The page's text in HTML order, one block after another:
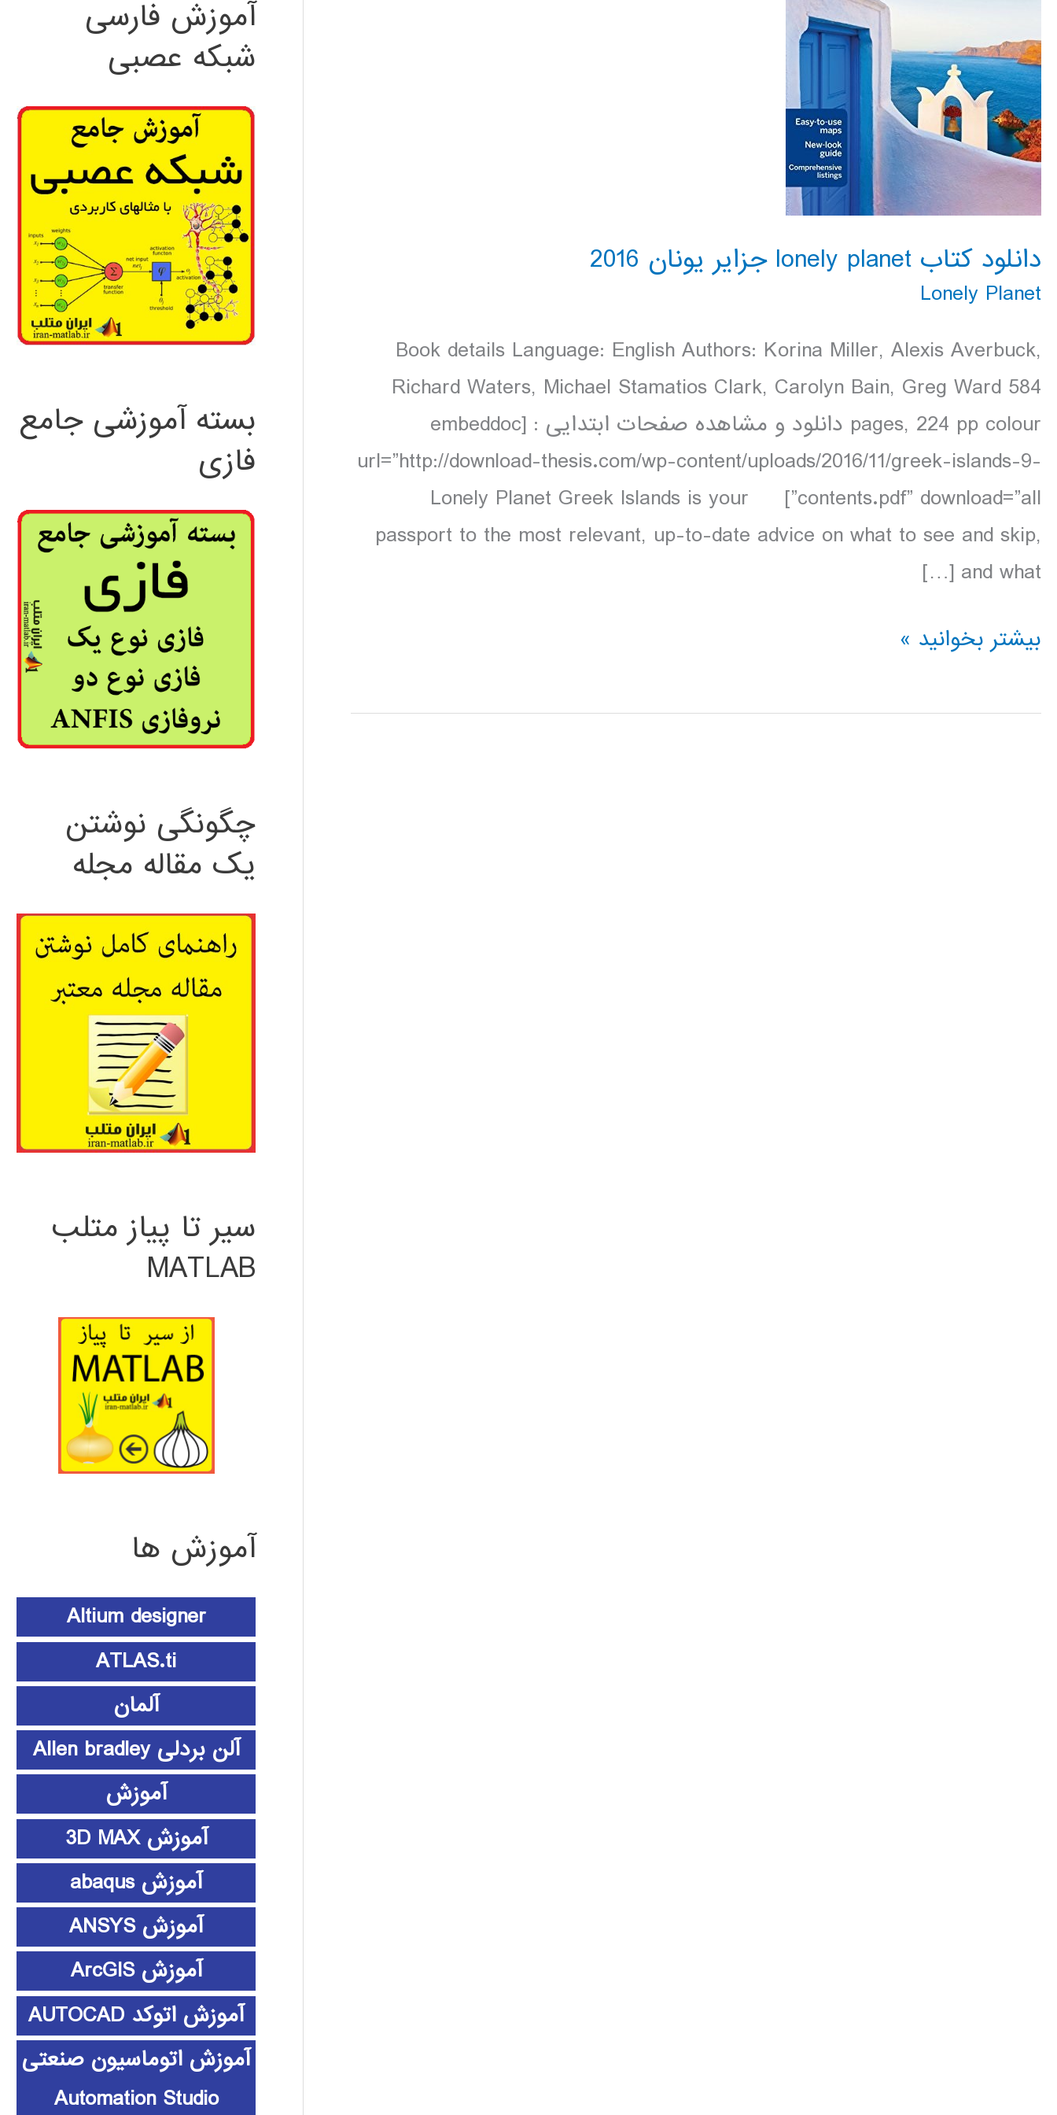
دانلود کتاب lonely planet جزایر یونان 2016
Lonely Planet
Book details Language: English Authors: Korina Miller, Alexis Averbuck,
Richard Waters, Michael Stamatios Clark, Carolyn Bain, Greg Ward 584
pages, 224 pp colour دانلود و مشاهده صفحات ابتدایی : [embeddoc
url=”http://download-thesis.com/wp-content/uploads/2016/11/greek-islands-9-
contents.pdf” download=”all”] Lonely Planet Greek Islands is your
passport to the most relevant, up-to-date advice on what to see and skip,
and what […]
دانلود
lonely
بیشتر بخوانید »
آموزش فارسی
شبکه عصبی
بسته آموزشی جامع
فازی
چگونگی نوشتن
یک مقاله مجله
سیر تا پیاز متلب
MATLAB
آموزش ها
Altium designer
ATLAS.ti
آلمان
آلن بردلی Allen bradley
آموزش
آموزش 3D MAX
آموزش abaqus
آموزش ANSYS
آموزش ArcGIS
آموزش اتوکد AUTOCAD
آموزش اتوماسیون صنعتی
Automation Studio